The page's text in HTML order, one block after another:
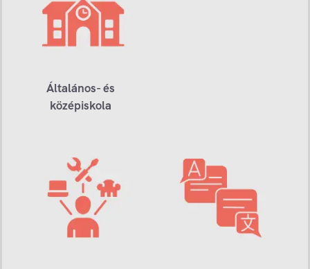
Általános- és
középiskola